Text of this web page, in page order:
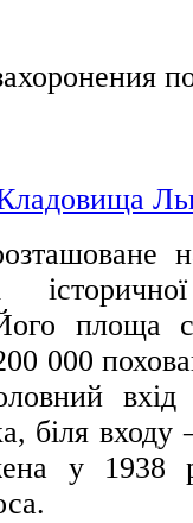
площа
000
вхід
біля входу
у 1938